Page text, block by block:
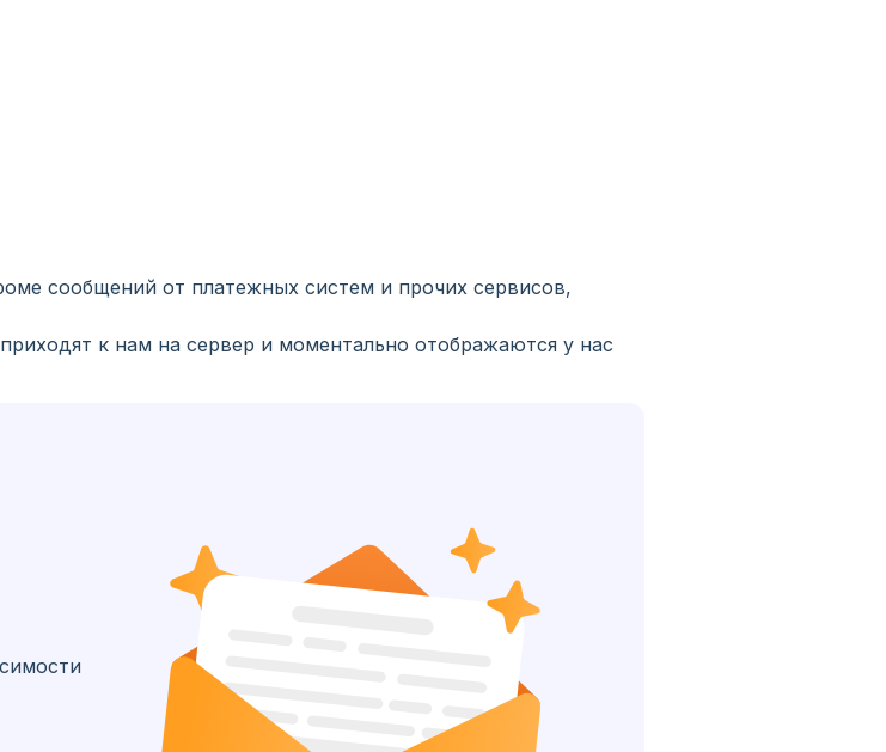
сообщений от платежных систем и прочих сервисов,
к нам на сервер и моментально отображаются у нас